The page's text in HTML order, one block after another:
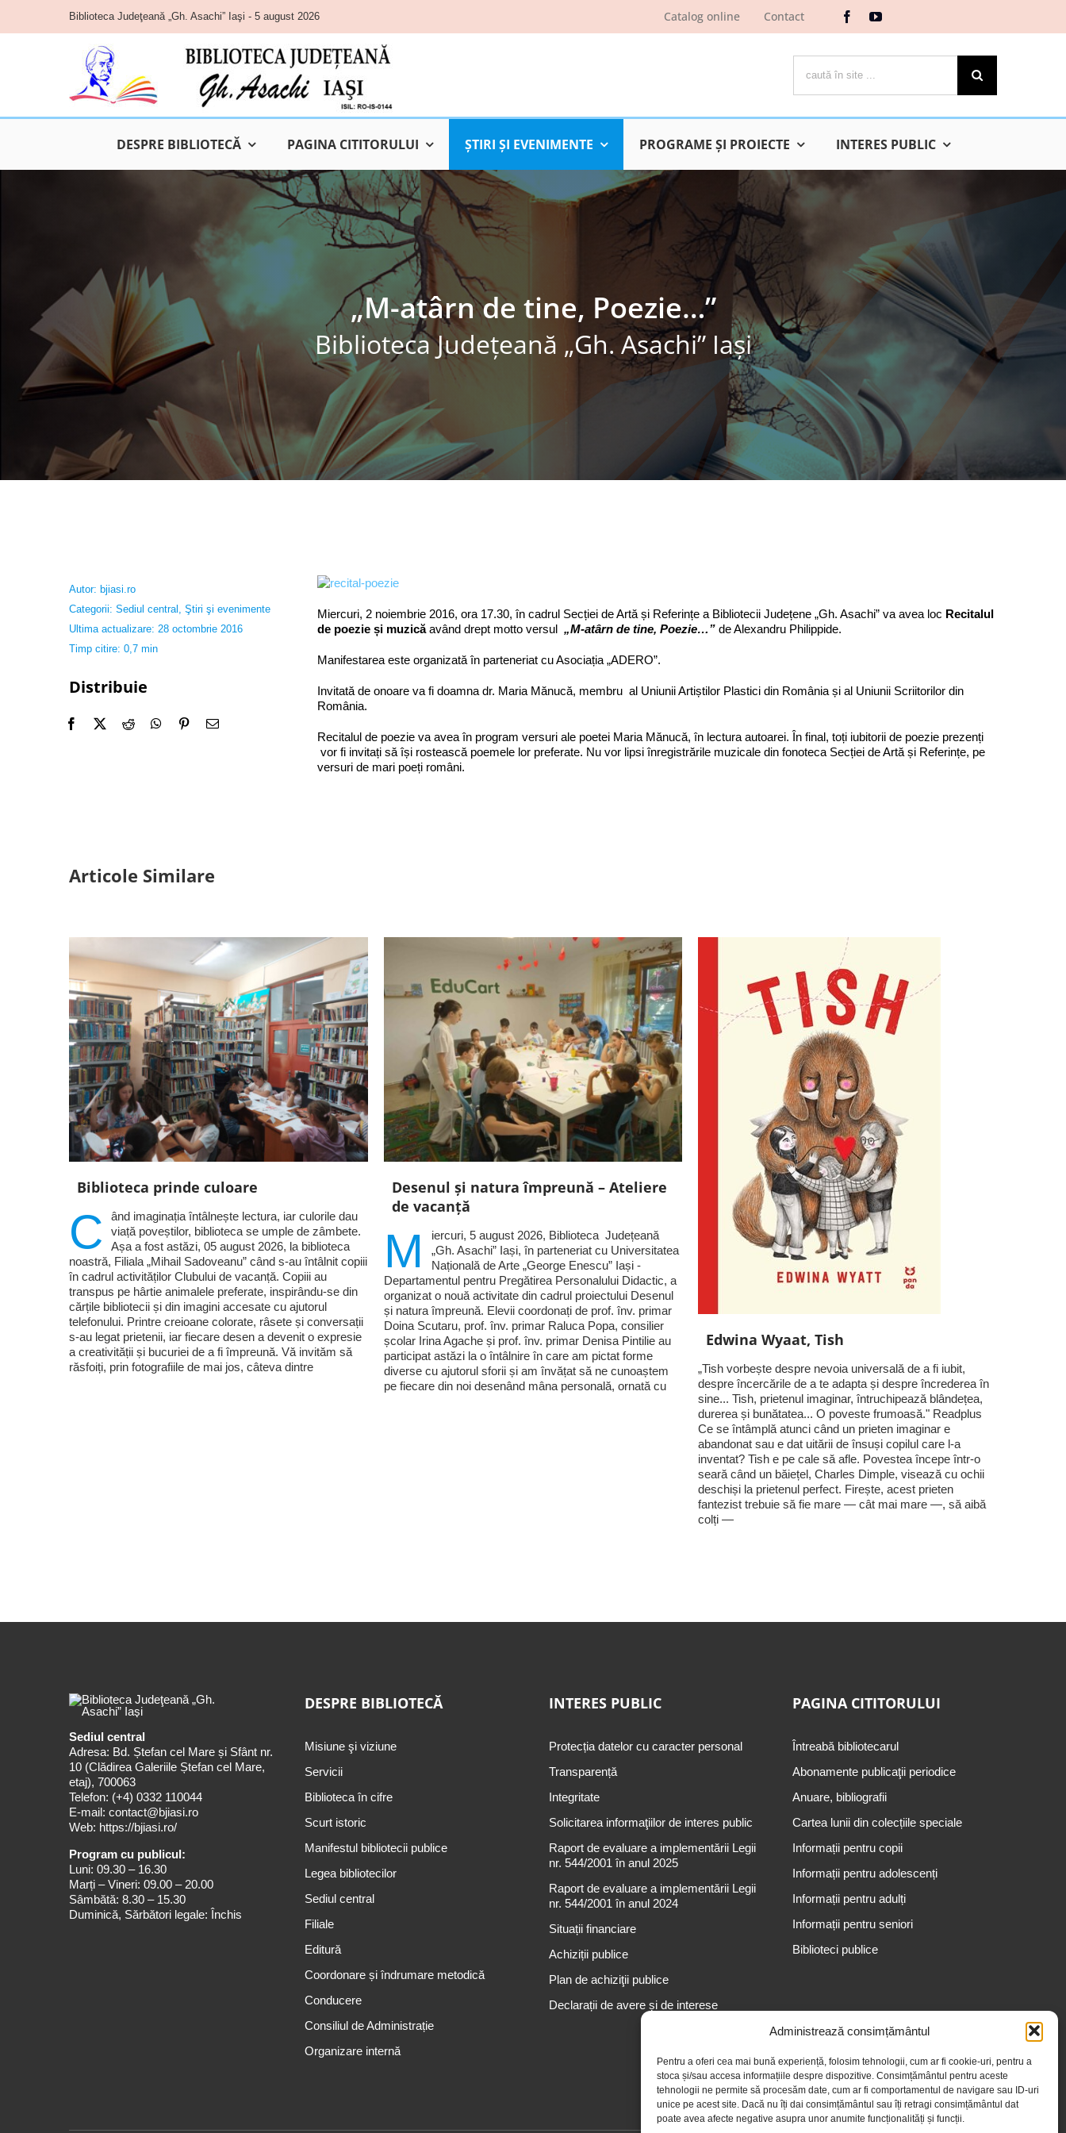
Administrează consimțământul
Pentru a oferi cea mai bună experiență, folosim tehnologii, cum ar fi cookie-uri, pentru a
stoca și/sau accesa informațiile despre dispozitive. Consimțământul pentru aceste
tehnologii ne permite să procesăm date, cum ar fi comportamentul de navigare sau ID-uri
unice pe acest site. Dacă nu îți dai consimțământul sau îți retragi consimțământul dat
poate avea afecte negative asupra unor anumite funcționalități și funcții.
content
Biblioteca Judeţeană „Gh. Asachi” Iaşi - 5 august 2026 Catalog online Contact
DESPRE BIBLIOTECĂ PAGINA CITITORULUI ŞTIRI ŞI EVENIMENTE PROGRAME ŞI PROIECTE INTERES PUBLIC
„M-atârn de tine, Poezie…”
Biblioteca Judeţeană „Gh. Asachi” Iaşi
Autor: bjiasi.ro
Categorii: Sediul central , Ştiri şi evenimente
Ultima actualizare: 28 octombrie 2016
Timp citire: 0,7 min
Distribuie
Miercuri, 2 noiembrie 2016, ora 17.30, în cadrul Secției de Artă și Referințe a Bibliotecii Județene „Gh. Asachi” va avea loc Recitalul
de poezie și muzicăavând drept motto versul„M-atârn de tine, Poezie…”de Alexandru Philippide.
Manifestarea este organizată în parteneriat cu Asociația „ADERO”.
Invitată de onoare va fi doamna dr. Maria Mănucă, membru al Uniunii Artiștilor Plastici din România și al Uniunii Scriitorilor din
România.
Recitalul de poezie va avea în program versuri ale poetei Maria Mănucă, în lectura autoarei. În final, toți iubitorii de poezie prezenți
vor fi invitați să își rostească poemele lor preferate. Nu vor lipsi înregistrările muzicale din fonoteca Secției de Artă și Referințe, pe
versuri de mari poeți români.
Articole Similare
Biblioteca prinde culoare
C
ând imaginația întâlnește lectura, iar culorile dau
viață poveștilor, biblioteca se umple de zâmbete.
Așa a fost astăzi, 05 august 2026, la biblioteca
noastră, Filiala „Mihail Sadoveanu” când s-au întâlnit copiii
în cadrul activităților Clubului de vacanță. Copiii au
transpus pe hârtie animalele preferate, inspirându-se din
cărțile bibliotecii și din imagini accesate cu ajutorul
telefonului. Printre creioane colorate, râsete și conversații
s-au legat prietenii, iar fiecare desen a devenit o expresie
a creativității și bucuriei de a fi împreună. Vă invităm să
răsfoiți, prin fotografiile de mai jos, câteva dintre
Desenul și natura împreună – Ateliere
de vacanță
M
iercuri, 5 august 2026, Biblioteca Județeană
„Gh. Asachi” Iași, în parteneriat cu Universitatea
Națională de Arte „George Enescu” Iași -
Departamentul pentru Pregătirea Personalului Didactic, a
organizat o nouă activitate din cadrul proiectului Desenul
și natura împreună. Elevii coordonați de prof. înv. primar
Doina Scutaru, prof. înv. primar Raluca Popa, consilier
școlar Irina Agache și prof. înv. primar Denisa Pintilie au
participat astăzi la o întâlnire în care am pictat forme
diverse cu ajutorul sforii și am învățat să ne cunoaștem
pe fiecare din noi desenând mâna personală, ornată cu
Edwina Wyaat, Tish
„Tish vorbește despre nevoia universală de a fi iubit,
despre încercările de a te adapta și despre încrederea în
sine... Tish, prietenul imaginar, întruchipează blândețea,
durerea și bunătatea... O poveste frumoasă." Readplus
Ce se întâmplă atunci când un prieten imaginar e
abandonat sau e dat uitării de însuși copilul care l-a
inventat? Tish e pe cale să afle. Povestea începe într-o
seară când un băiețel, Charles Dimple, visează cu ochii
deschiși la prietenul perfect. Firește, acest prieten
fantezist trebuie să fie mare — cât mai mare —, să aibă
colți —
Sediul central
Adresa: Bd. Ștefan cel Mare și Sfânt nr.
10 (Clădirea Galeriile Ștefan cel Mare,
etaj), 700063
Telefon: (+4) 0332 110044
E-mail: contact@bjiasi.ro
Web: https://bjiasi.ro/
Program cu publicul:
Luni: 09.30 – 16.30
Marți – Vineri: 09.00 – 20.00
Sâmbătă: 8.30 – 15.30
Duminică, Sărbători legale: Închis
DESPRE BIBLIOTECĂ
Misiune şi viziune
Servicii
Biblioteca în cifre
Scurt istoric
Manifestul bibliotecii publice
Legea bibliotecilor
Sediul central
Filiale
Editură
Coordonare și îndrumare metodică
Conducere
Consiliul de Administrație
Organizare internă
INTERES PUBLIC
Protecția datelor cu caracter personal
Transparență
Integritate
Solicitarea informaţiilor de interes public
Raport de evaluare a implementării Legii
nr. 544/2001 în anul 2025
Raport de evaluare a implementării Legii
nr. 544/2001 în anul 2024
Situații financiare
Achiziții publice
Plan de achiziţii publice
Declarații de avere și de interese
PAGINA CITITORULUI
Întreabă bibliotecarul
Abonamente publicaţii periodice
Anuare, bibliografii
Cartea lunii din colecțiile speciale
Informații pentru copii
Informații pentru adolescenți
Informații pentru adulți
Informații pentru seniori
Biblioteci publice